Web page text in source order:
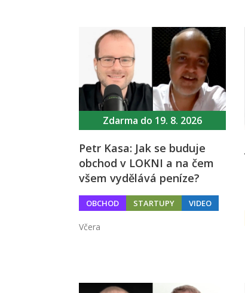
Zdarma do 19. 8. 2026
Petr Kasa: Jak se buduje
obchod v LOKNI a na čem
všem vydělává peníze?
OBCHOD STARTUPY VIDEO
Včera